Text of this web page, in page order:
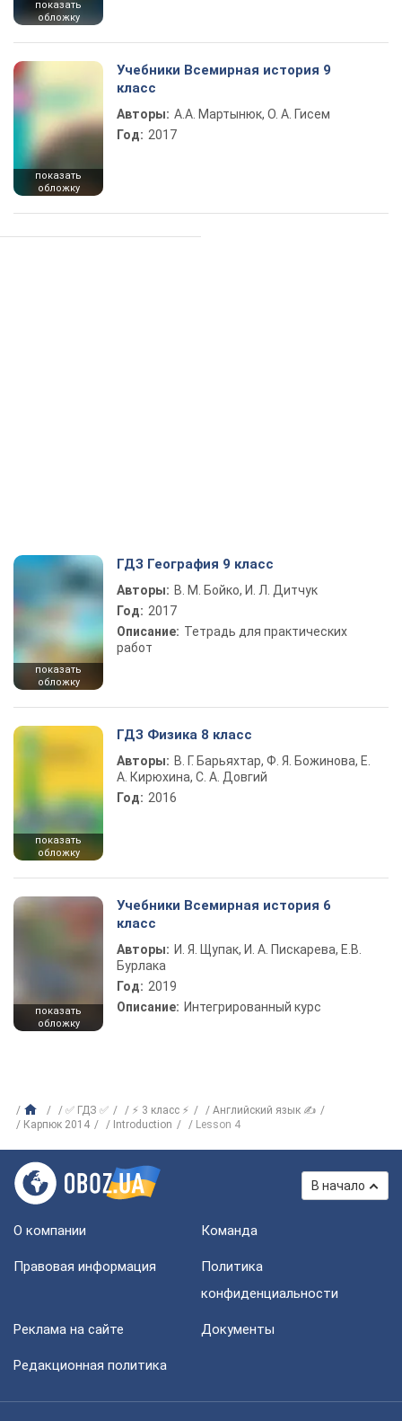
показать
обложку
показать
обложку
Учебники Всемирная история 9
класс
Авторы: А.А. Мартынюк, О. А. Гисем
Год: 2017
показать
обложку
ГДЗ География 9 класс
Авторы: В. М. Бойко, И. Л. Дитчук
Год: 2017
Описание: Тетрадь для практических
работ
показать
обложку
ГДЗ Физика 8 класс
Авторы: В. Г. Барьяхтар, Ф. Я. Божинова, Е.
А. Кирюхина, С. А. Довгий
Год: 2016
показать
обложку
Учебники Всемирная история 6
класс
Авторы: И. Я. Щупак, И. А. Пискарева, Е.В.
Бурлака
Год: 2019
Описание: Интегрированный курс
✅ ГДЗ ✅ ⚡ 3 класс ⚡
Английский язык ✍
Карпюк 2014
Introduction Lesson 4
В начало
О компании Команда
Правовая информация
Политика
конфиденциальности
Реклама на сайте Документы
Редакционная политика